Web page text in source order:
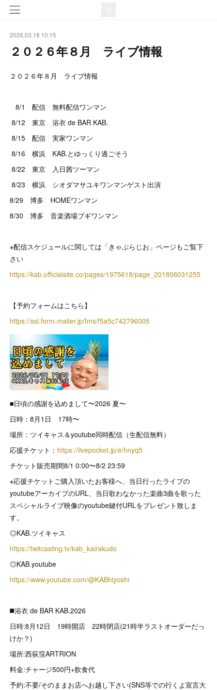
2026.03.18 10:15
２０２６年８月 ライブ情報
２０２６年８月 ライブ情報
8/1 配信 無料配信ワンマン
8/12 東京 浴衣 de BAR KAB.
8/15 配信 実家ワンマン
8/16 横浜 KAB.とゆっくり過ごそう
8/22 東京 入日茜ツーマン
8/23 横浜 シオダマサユキワンマンゲスト出演
8/29 博多 HOMEワンマン
8/30 博多 音楽酒場ブギワンマン
※配信スケジュールに関しては「きゃぶらじお」ページもご覧下
さい
https://kab.officialsite.co/pages/1975618/page_201806031255
【予約フォームはこちら】
https://ssl.form-mailer.jp/fms/f5a5c742796005
■日頃の感謝を込めまして〜2026 夏〜
日時：8月1日 17時〜
場所：ツイキャス＆youtube同時配信（生配信無料）
応援チケット： https://livepocket.jp/e/hnyq5
チケット販売期間8/1 0:00〜8/2 23:59
※応援チケットご購入頂いたお客様へ、当日行ったライブの
youtubeアーカイブのURL、当日歌わなかった楽曲3曲を歌った
スペシャルライブ映像のyoutube鍵付URLをプレゼント致しま
す。
◎KAB.ツイキャス
https://twitcasting.tv/kab_kairakudo
◎KAB.youtube
https://www.youtube.com/@KABhiyoshi
◼️浴衣 de BAR KAB.2026
日時:8月12日 19時開店 22時閉店(21時半ラストオーダーだっ
けか？)
場所:西荻窪ARTRION
料金:チャージ500円+飲食代
予約:不要/そのままお店へお越し下さい(SNS等での行くよ宣言大